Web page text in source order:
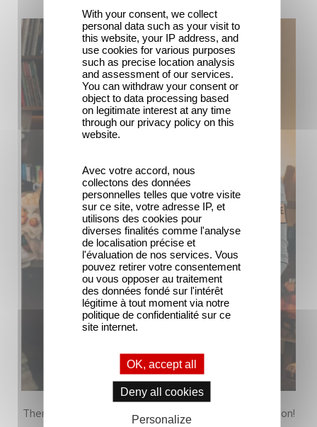
There is no content in this section yet, come back soon!
With your consent, we collect
personal data such as your visit to
this website, your IP address, and
use cookies for various purposes
such as precise location analysis
and assessment of our services.
You can withdraw your consent or
object to data processing based
on legitimate interest at any time
through our privacy policy on this
website.
Avec votre accord, nous
collectons des données
personnelles telles que votre visite
sur ce site, votre adresse IP, et
utilisons des cookies pour
diverses finalités comme l'analyse
de localisation précise et
l'évaluation de nos services. Vous
pouvez retirer votre consentement
ou vous opposer au traitement
des données fondé sur l'intérêt
légitime à tout moment via notre
politique de confidentialité sur ce
site internet.
OK, accept all
Deny all cookies
Personalize